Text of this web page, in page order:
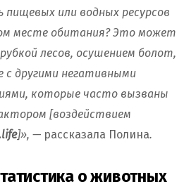
или водных ресурсов
месте обитания? Это может
лесов, осушением болот,
с другими негативными
которые часто вызваны
[воздействием
]», — рассказала Полина.
о животных